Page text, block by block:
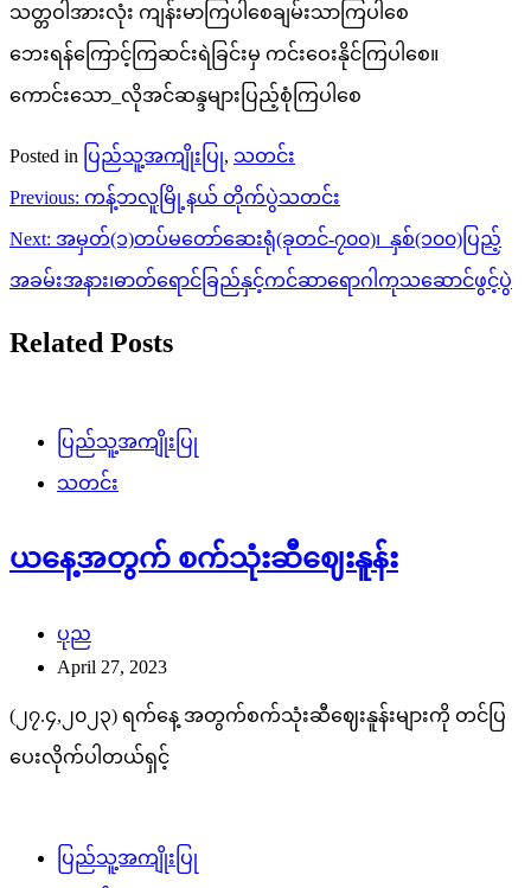
သတ္တဝါအားလုံး ကျန်းမာကြပါစေချမ်းသာကြပါစေ
ဘေးရန်ကြောင့်ကြဆင်းရဲခြင်းမှ ကင်းဝေးနိုင်ကြပါစေ။
ကောင်းသော_လိုအင်ဆန္ဒများပြည့်စုံကြပါစေ
Posted in ပြည်သူ့အကျိုးပြု, သတင်း
Post
navigation
Previous: ကန့်ဘလူမြို့နယ် တိုက်ပွဲသတင်း
Next: အမှတ်(၁)တပ်မတော်ဆေးရုံ(ခုတင်-၇၀၀)၊ နှစ်(၁၀၀)ပြည့်
အခမ်းအနား၊ဓာတ်ရောင်ခြည်နှင့်ကင်ဆာရောဂါကုသဆောင်ဖွင့်ပွဲ
Related Posts
ပြည်သူ့အကျိုးပြု
သတင်း
ယနေ့အတွက် စက်သုံးဆီဈေးနူန်း
ပုည
April 27, 2023
(၂၇.၄,၂၀၂၃) ရက်နေ့ အတွက်စက်သုံးဆီဈေးနူန်းများကို တင်ပြ
ပေးလိုက်ပါတယ်ရှင့်
ပြည်သူ့အကျိုးပြု